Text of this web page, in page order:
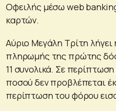
Οφειλής μέσω web
καρτών.
Αύριο Μεγάλη Τρίτη
πληρωμής της πρώτης
11 συνολικά. Σε
ποσού δεν προβλέπεται
περίπτωση του φόρου